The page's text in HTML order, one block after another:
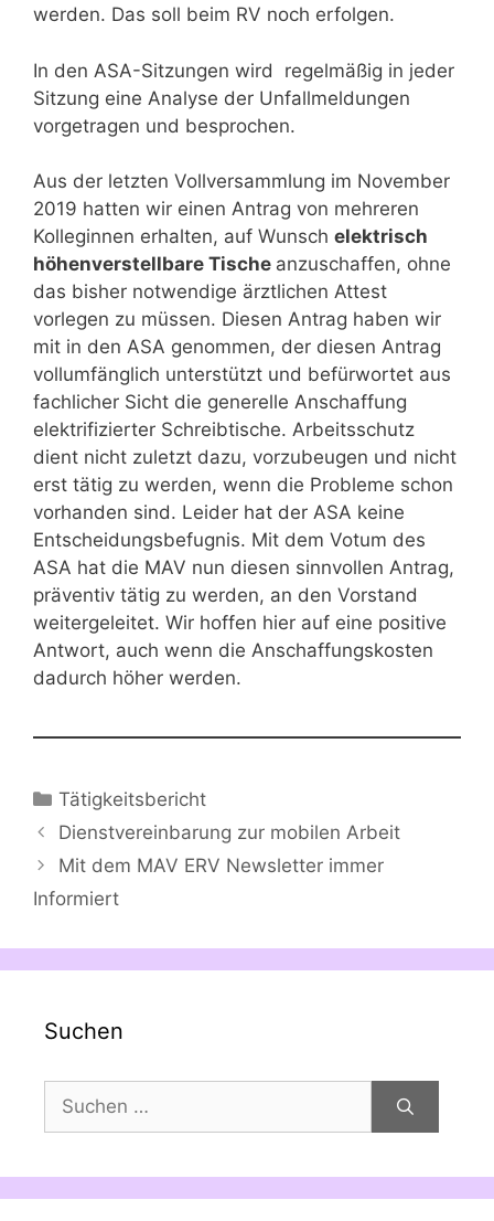
werden. Das soll beim RV noch erfolgen.
In den ASA-Sitzungen wird regelmäßig in jeder
Sitzung eine Analyse der Unfallmeldungen
vorgetragen und besprochen.
Aus der letzten Vollversammlung im November
2019 hatten wir einen Antrag von mehreren
Kolleginnen erhalten, auf Wunsch elektrisch
höhenverstellbare Tische anzuschaffen, ohne
das bisher notwendige ärztlichen Attest
vorlegen zu müssen. Diesen Antrag haben wir
mit in den ASA genommen, der diesen Antrag
vollumfänglich unterstützt und befürwortet aus
fachlicher Sicht die generelle Anschaffung
elektrifizierter Schreibtische. Arbeitsschutz
dient nicht zuletzt dazu, vorzubeugen und nicht
erst tätig zu werden, wenn die Probleme schon
vorhanden sind. Leider hat der ASA keine
Entscheidungsbefugnis. Mit dem Votum des
ASA hat die MAV nun diesen sinnvollen Antrag,
präventiv tätig zu werden, an den Vorstand
weitergeleitet. Wir hoffen hier auf eine positive
Antwort, auch wenn die Anschaffungskosten
dadurch höher werden.
Kategorien
Tätigkeitsbericht
Dienstvereinbarung zur mobilen Arbeit
Mit dem MAV ERV Newsletter immer
Informiert
Suchen
Suchen
nach: